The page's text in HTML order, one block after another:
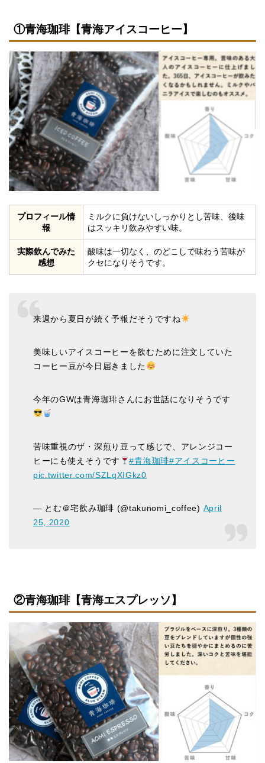
①青海珈琲【青海アイスコーヒー】
プロフィール情
報
ミルクに負けないしっかりとし苦味、後味
はスッキリ飲みやすい味。
実際飲んでみた
感想
酸味は一切なく、のどこしで味わう苦味が
クセになりそうです。
来週から夏日が続く予報だそうですね
美味しいアイスコーヒーを飲むために注文していた
コーヒー豆が今日届きました
今年のGWは青海珈琲さんにお世話になりそうです
苦味重視のザ・深煎り豆って感じで、アレンジコー
ヒーにも使えそうです
#青海珈琲#アイスコーヒー
pic.twitter.com/SZLqXIGkz0
— とむ＠宅飲み珈琲 (@takunomi_coffee) April
25, 2020
②青海珈琲【青海エスプレッソ】